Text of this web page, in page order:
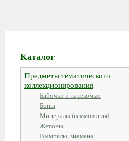
Каталог
Предметы тематического
коллекционирования
Бабочки и насекомые
Боны
Минералы (геммология)
Жетоны
Вымпелы, знамена